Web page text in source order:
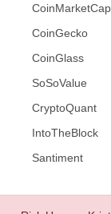
CoinMarketCap
CoinGecko
CoinGlass
SoSoValue
CryptoQuant
IntoTheBlock
Santiment